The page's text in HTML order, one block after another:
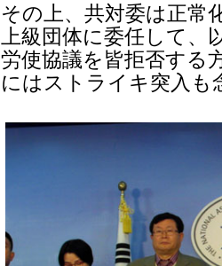
その上、共対委は正常
上級団体に委任して
労使協議を皆拒否する
にはストライキ突入も